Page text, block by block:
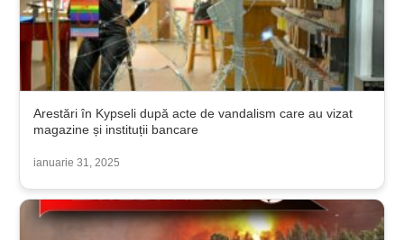
Arestări în Kypseli după acte de vandalism care au vizat
magazine și instituții bancare
ianuarie 31, 2025